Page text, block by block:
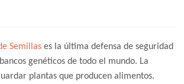
Semillas es la última defensa de seguridad
genéticos de todo el mundo. La
plantas que producen alimentos.